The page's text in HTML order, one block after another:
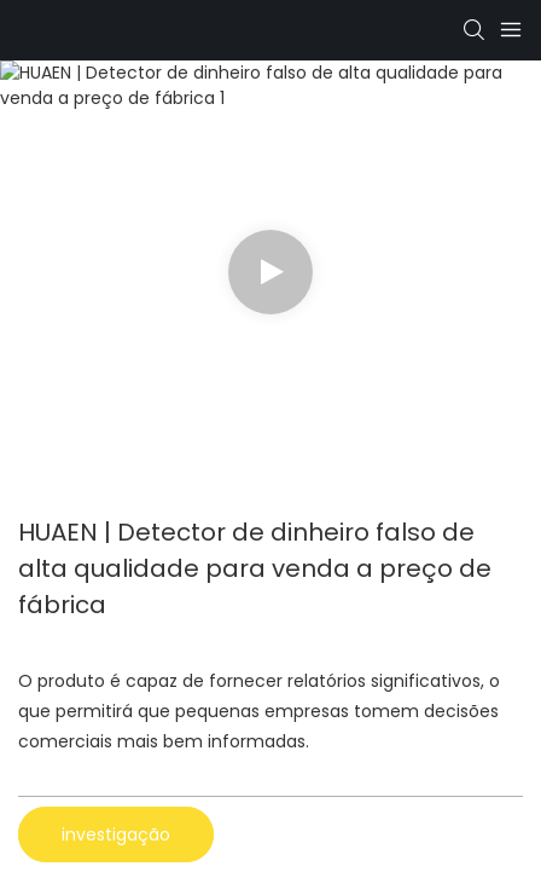
HUAEN | Detector de dinheiro falso de
alta qualidade para venda a preço de
fábrica
O produto é capaz de fornecer relatórios significativos, o
que permitirá que pequenas empresas tomem decisões
comerciais mais bem informadas.
investigação